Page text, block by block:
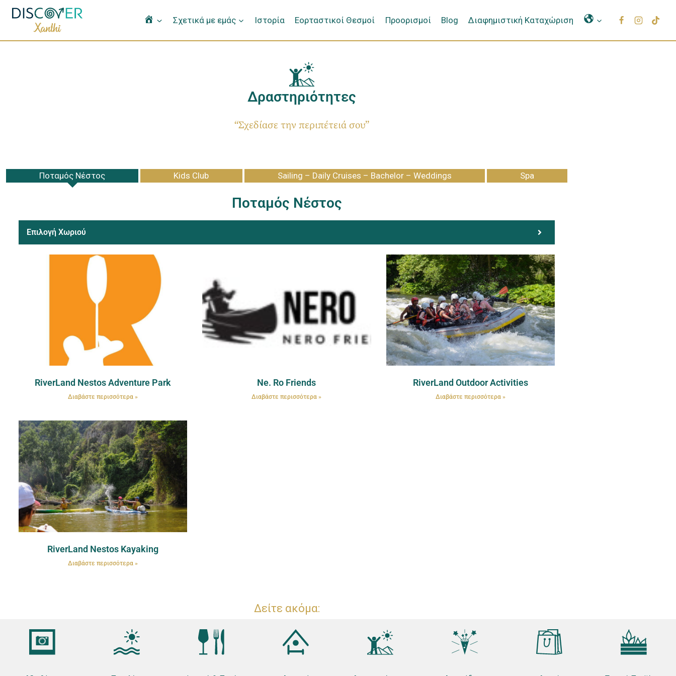
ΑρχικήΣχετικά με εμάς Ιστορία Εορταστικοί Θεσμοί Προορισμοί Blog Διαφημιστική Καταχώριση Μετάφραση
Δραστηριότητες
“Σχεδίασε την περιπέτειά σου”
Ποταμός Νέστος Kids Club Sailing – Daily Cruises – Bachelor – Weddings Spa
Ποταμός Νέστος
Επιλογή Χωριού
RiverLand Nestos Adventure Park
Διαβάστε περισσότερα »
Ne. Ro Friends
Διαβάστε περισσότερα »
RiverLand Outdoor Activities
Διαβάστε περισσότερα »
RiverLand Nestos Kayaking
Διαβάστε περισσότερα »
Δείτε ακόμα: